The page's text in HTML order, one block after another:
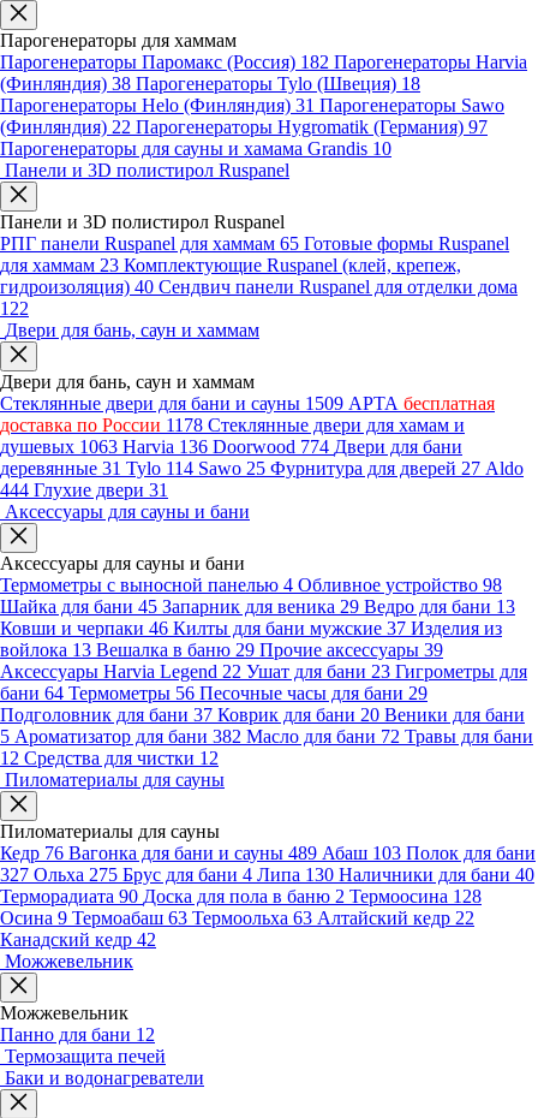
Парогенераторы для хаммам
Парогенераторы Паромакс (Россия) 182 Парогенераторы Harvia
(Финляндия) 38 Парогенераторы Tylo (Швеция) 18
Парогенераторы Helo (Финляндия) 31 Парогенераторы Sawo
(Финляндия) 22 Парогенераторы Hygromatik (Германия) 97
Парогенераторы для сауны и хамама Grandis 10
Панели и 3D полистирол Ruspanel
Панели и 3D полистирол Ruspanel
РПГ панели Ruspanel для хаммам 65 Готовые формы Ruspanel
для хаммам 23 Комплектующие Ruspanel (клей, крепеж,
гидроизоляция) 40 Сендвич панели Ruspanel для отделки дома
122
Двери для бань, саун и хаммам
Двери для бань, саун и хаммам
Стеклянные двери для бани и сауны 1509 АРТА бесплатная
доставка по России 1178 Стеклянные двери для хамам и
душевых 1063 Harvia 136 Doorwood 774 Двери для бани
деревянные 31 Tylo 114 Sawo 25 Фурнитура для дверей 27 Aldo
444 Глухие двери 31
Аксессуары для сауны и бани
Аксессуары для сауны и бани
Термометры с выносной панелью 4 Обливное устройство 98
Шайка для бани 45 Запарник для веника 29 Ведро для бани 13
Ковши и черпаки 46 Килты для бани мужские 37 Изделия из
войлока 13 Вешалка в баню 29 Прочие аксессуары 39
Аксессуары Harvia Legend 22 Ушат для бани 23 Гигрометры для
бани 64 Термометры 56 Песочные часы для бани 29
Подголовник для бани 37 Коврик для бани 20 Веники для бани
5 Ароматизатор для бани 382 Масло для бани 72 Травы для бани
12 Средства для чистки 12
Пиломатериалы для сауны
Пиломатериалы для сауны
Кедр 76 Вагонка для бани и сауны 489 Абаш 103 Полок для бани
327 Ольха 275 Брус для бани 4 Липа 130 Наличники для бани 40
Терморадиата 90 Доска для пола в баню 2 Термоосина 128
Осина 9 Термоабаш 63 Термоольха 63 Алтайский кедр 22
Канадский кедр 42
Можжевельник
Можжевельник
Панно для бани 12
Термозащита печей
Баки и водонагреватели